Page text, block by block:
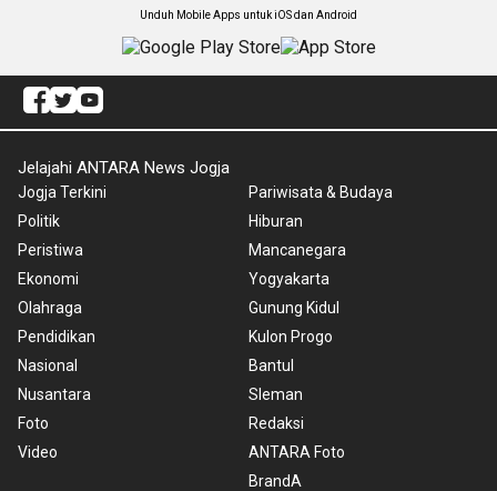
Unduh Mobile Apps untuk iOS dan Android
Jelajahi ANTARA News Jogja
Jogja Terkini
Politik
Peristiwa
Ekonomi
Olahraga
Pendidikan
Nasional
Nusantara
Foto
Video
Pariwisata & Budaya
Hiburan
Mancanegara
Yogyakarta
Gunung Kidul
Kulon Progo
Bantul
Sleman
Redaksi
ANTARA Foto
BrandA